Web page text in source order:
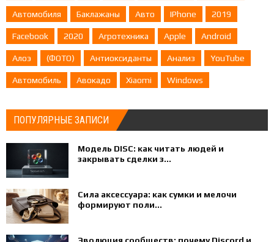
Автомобиля Баклажаны Авто IPhone 2019
Facebook 2020 Агротехника Apple Android
Алоэ (ФОТО) Антиоксиданты Анализ YouTube
Автомобиль Авокадо Xiaomi Windows
ПОПУЛЯРНЫЕ ЗАПИСИ
Модель DISC: как читать людей и
закрывать сделки з...
Сила аксессуара: как сумки и мелочи
формируют поли...
Эволюция сообществ: почему Discord и